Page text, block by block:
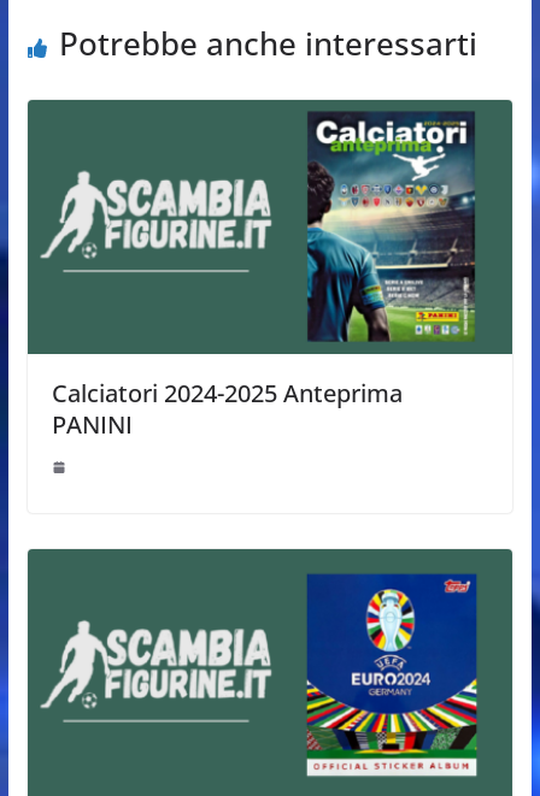
Potrebbe anche interessarti
Calciatori 2024-2025 Anteprima
PANINI